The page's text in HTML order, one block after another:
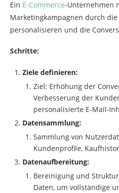
Ein E-Commerce-Unternehmen
Marketingkampagnen durch
personalisieren und die
Schritte:
Ziele definieren:
Ziel: Erhöhung der
Verbesserung der
personalisierte E-Mail-
Datensammlung:
Sammlung von
Kundenprofile,
Datenaufbereitung:
Bereinigung und
Daten, um vollständige